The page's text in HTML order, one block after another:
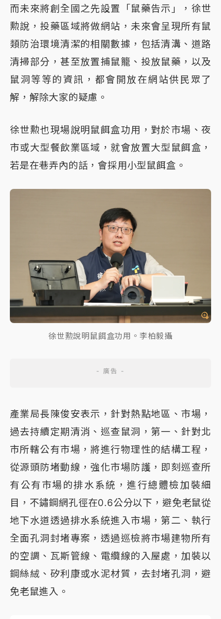
而未來將創全國之先設置「鼠藥告示」，徐世
勲說，投藥區域將做網站，未來會呈現所有鼠
類防治環境清潔的相關數據，包括清溝、道路
清掃部分，甚至放置捕鼠籠、投放鼠藥，以及
鼠洞等等的資訊，都會開放在網站供民眾了
解，解除大家的疑慮。
徐世勲也現場說明鼠餌盒功用，對於市場、夜
市或大型餐飲業區域，就會放置大型鼠餌盒，
若是在巷弄內的話，會採用小型鼠餌盒。
徐世勲說明鼠餌盒功用。李柏毅攝
產業局長陳俊安表示，針對熱點地區、市場，
過去持續定期清消、巡查鼠洞，第一、針對北
市所轄公有市場，將進行物理性的結構工程，
從源頭防堵動線，強化市場防護，即刻巡查所
有公有市場的排水系統，進行總體檢加裝細
目，不鏽鋼網孔徑在0.6公分以下，避免老鼠從
地下水道透過排水系統進入市場，第二、執行
全面孔洞封堵專案，透過巡檢將市場建物所有
的空調、瓦斯管線、電纜線的入屋處，加裝以
鋼絲絨、矽利康或水泥材質，去封堵孔洞，避
免老鼠進入。